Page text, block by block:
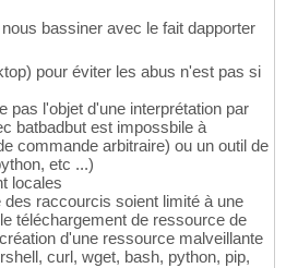
bassiner avec le fait dapporter
pour éviter les abus n'est pas si
pas l'objet d'une interprétation par
batbadbut est impossbile à
commande arbitraire) ou un outil de
etc ...)
locales
raccourcis soient limité à une
téléchargement de ressource de
d'une ressource malveillante
curl, wget, bash, python, pip,